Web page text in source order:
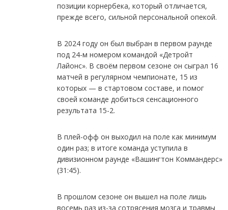
позиции корнербека, который отличается,
прежде всего, сильной персональной опекой.
В 2024 году он был выбран в первом раунде
под 24-м номером командой «Детройт
Лайонс». В своём первом сезоне он сыграл 16
матчей в регулярном чемпионате, 15 из
которых — в стартовом составе, и помог
своей команде добиться сенсационного
результата 15-2.
В плей-офф он выходил на поле как минимум
один раз; в итоге команда уступила в
дивизионном раунде «Вашингтон Коммандерс»
(31:45).
В прошлом сезоне он вышел на поле лишь
восемь раз из-за сотрясения мозга и травмы